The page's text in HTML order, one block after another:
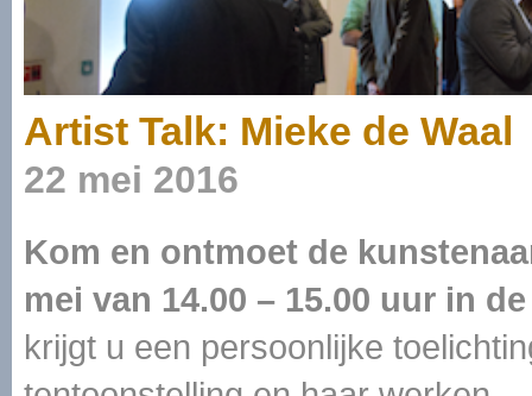
Artist Talk: Mieke de Waal
22 mei 2016
Kom en ontmoet de
mei van 14.00 – 15.00 uur in
krijgt u een persoonlijke